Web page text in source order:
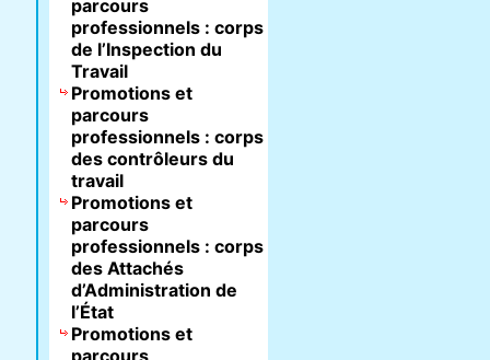
parcours
professionnels : corps
de l’Inspection du
Travail
Promotions et
parcours
professionnels : corps
des contrôleurs du
travail
Promotions et
parcours
professionnels : corps
des Attachés
d’Administration de
l’État
Promotions et
parcours